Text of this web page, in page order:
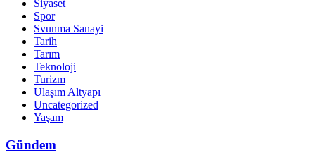
Siyaset
Spor
Svunma Sanayi
Tarih
Tarım
Teknoloji
Turizm
Ulaşım Altyapı
Uncategorized
Yaşam
Gündem